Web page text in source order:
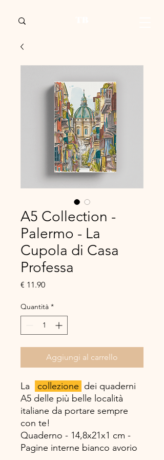
A5 Collection -
Palermo - La
Cupola di Casa
Professa
€ 11.90Prezzo
Quantità *
Aggiungi al carrello
La collezione dei quaderni
A5 delle più belle località
italiane da portare sempre
con te!
Quaderno - 14,8x21x1 cm -
Pagine interne bianco avorio